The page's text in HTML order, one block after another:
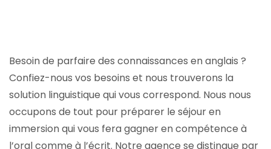
Besoin de parfaire des connaissances en anglais ?
Confiez-nous vos besoins et nous trouverons la
solution linguistique qui vous correspond. Nous nous
occupons de tout pour préparer le séjour en
immersion qui vous fera gagner en compétence à
l’oral comme à l’écrit. Notre agence se distingue par